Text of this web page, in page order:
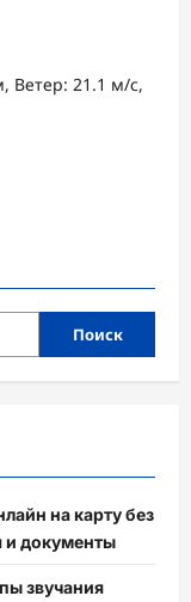
Ветер: 21.1 м/с,
Поиск
на карту без
и документы
звучания